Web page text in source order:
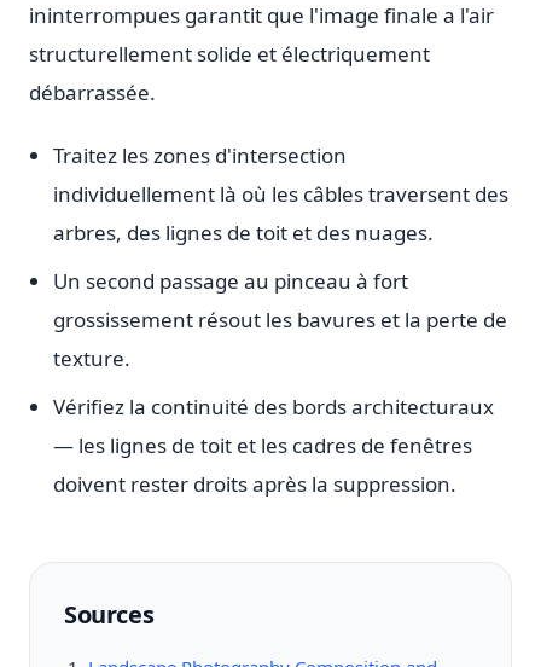
ininterrompues garantit que l'image finale a l'air
structurellement solide et électriquement
débarrassée.
Traitez les zones d'intersection
individuellement là où les câbles traversent des
arbres, des lignes de toit et des nuages.
Un second passage au pinceau à fort
grossissement résout les bavures et la perte de
texture.
Vérifiez la continuité des bords architecturaux
— les lignes de toit et les cadres de fenêtres
doivent rester droits après la suppression.
Sources